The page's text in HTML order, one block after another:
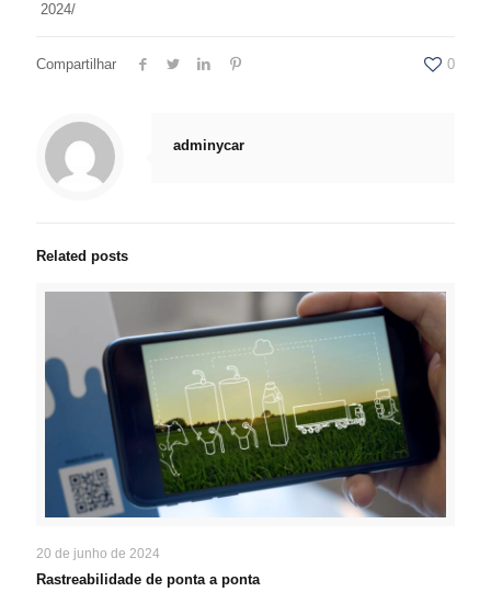
2024/
Compartilhar 0
adminycar
Related posts
20 de junho de 2024
Rastreabilidade de ponta a ponta